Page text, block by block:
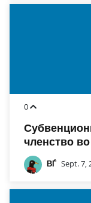
0
членство
ВЃ Sept. 7,